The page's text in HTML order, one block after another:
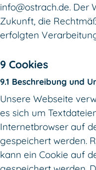
info@ostrach.de. Der
Zukunft, die
erfolgten
9 Cookies
9.1 Beschreibung und
Unsere Webseite
es sich um
Internetbrowser auf
gespeichert werden.
kann ein Cookie auf